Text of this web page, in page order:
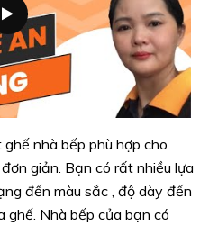
nhà bếp phù hợp cho
giản. Bạn có rất nhiều lựa
đến màu sắc , độ dày đến
ghế. Nhà bếp của bạn có